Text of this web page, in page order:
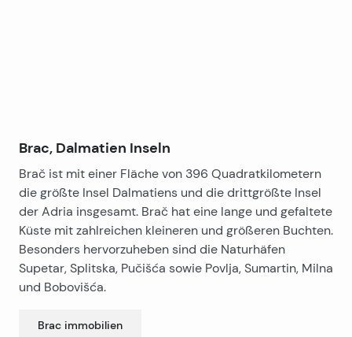
Brac, Dalmatien Inseln
Brač ist mit einer Fläche von 396 Quadratkilometern
die größte Insel Dalmatiens und die drittgrößte Insel
der Adria insgesamt. Brač hat eine lange und gefaltete
Küste mit zahlreichen kleineren und größeren Buchten.
Besonders hervorzuheben sind die Naturhäfen
Supetar, Splitska, Pučišća sowie Povlja, Sumartin, Milna
und Bobovišća.
Brac immobilien